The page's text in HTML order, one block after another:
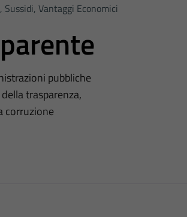
Vantaggi Economici
pubbliche
trasparenza,
corruzione